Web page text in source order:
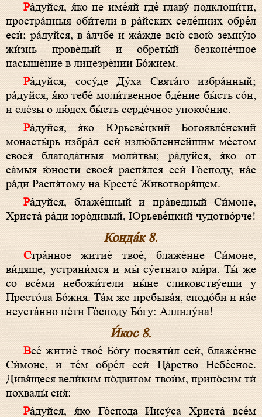
Ра́дуйся, я́ко не име́яй где́ главу́ подклони́ти,
простра́нныя оби́тели в ра́йских селе́ниих обре́л
еси́; ра́дуйся, в а́лчбе и жа́жде всю́ свою́ земну́ю
жи́знь прове́дый и обреты́й безконе́чное
насыще́ние в лицезре́нии Бо́жием.
Ра́дуйся, сосу́де Ду́ха Свята́го избра́нный;
ра́дуйся, я́ко тебе́ моли́твенное бде́ние бы́сть со́н,
и сле́зы о лю́дех бы́сть серде́чное упокое́ние.
Ра́дуйся, я́ко Юрьеве́цкий Богоявле́нский
монасты́рь избра́л еси́ излю́бленнейшим ме́стом
своея́ благода́тныя моли́твы; ра́дуйся, я́ко от
са́мыя ю́ности своея́ распя́лся еси́ Го́споду, на́с
ра́ди Распя́тому на Кресте́ Животворя́щем.
Ра́дуйся, блаже́нный и пра́ведный Си́моне,
Христа́ ра́ди юро́дивый, Юрьеве́цкий чудотво́рче!
Конда́к 8.
Стра́нное житие́ твое́, блаже́нне Си́моне,
ви́дяще, устрани́мся и мы́ су́етнаго ми́ра. Ты́ же
со все́ми небожи́тели ны́не сликовству́еши у
Престо́ла Бо́жия. Та́м же пребыва́я, сподо́би и на́с
неуста́нно пе́ти Го́споду Бо́гу: Аллилу́иа!
И́кос 8.
Все́ житие́ твое́ Бо́гу посвяти́л еси́, блаже́нне
Си́моне, и те́м обре́л еси́ Ца́рство Небе́сное.
Дивя́щеся вели́ким по́двигом твои́м, прино́сим ти́
похвалы́ сия́:
Ра́дуйся, я́ко Го́спода Иису́са Христа́ все́м